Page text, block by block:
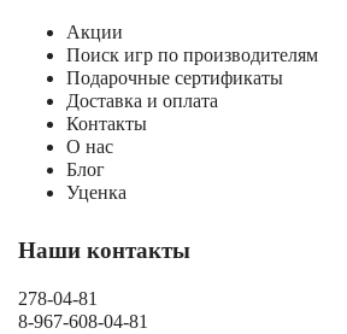
Акции
Поиск игр по производителям
Подарочные сертификаты
Доставка и оплата
Контакты
О нас
Блог
Уценка
Наши контакты
278-04-81
8-967-608-04-81